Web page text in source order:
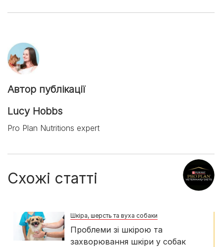
Автор публікації
Lucy Hobbs
Pro Plan Nutritions expert
Схожі статті
Шкіра, шерсть та вуха собаки
Проблеми зі шкірою та
захворювання шкіри у собак